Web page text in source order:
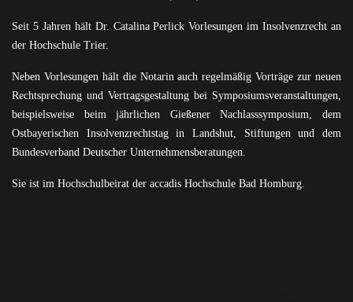
Seit 5 Jahren hält Dr. Catalina Perlick Vorlesungen im Insolvenzrecht an
der Hochschule Trier.
Neben Vorlesungen hält die Notarin auch regelmäßig Vorträge zur neuen
Rechtsprechung und Vertragsgestaltung bei Symposiumsveranstaltungen,
beispielsweise beim jährlichen Gießener Nachlasssymposium, dem
Ostbayerischen Insolvenzrechtstag in Landshut, Stiftungen und dem
Bundesverband Deutscher Unternehmensberatungen.
Sie ist im Hochschulbeirat der accadis Hochschule Bad Homburg.